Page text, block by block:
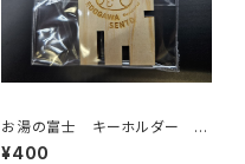
お湯の富士 キーホルダー 下
駄箱鍵（江戸川区浴場組合）
¥400